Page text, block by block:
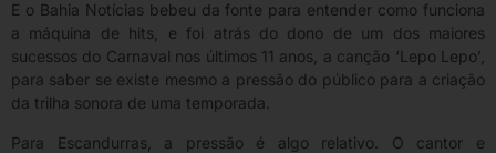
E o Bahia Notícias bebeu da fonte para entender como funciona
a máquina de hits, e foi atrás do dono de um dos maiores
sucessos do Carnaval nos últimos 11 anos, a canção ‘Lepo Lepo’,
para saber se existe mesmo a pressão do público para a criação
da trilha sonora de uma temporada.
Para Escandurras, a pressão é algo relativo. O cantor e